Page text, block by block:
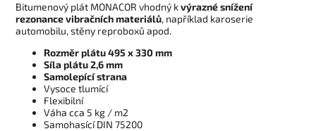
Bitumenový plát MONACOR vhodný kvýrazné snížení
rezonance vibračních materiálů, například karoserie
automobilu, stěny reproboxů apod.
Rozměr plátu 495 x 330 mm
Síla plátu 2,6 mm
Samolepící strana
Vysoce tlumící
Flexibilní
Váha cca 5 kg / m2
Samohasící DIN 75200